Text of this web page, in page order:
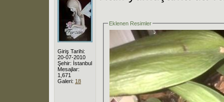
Giriş Tarihi:
20-07-2010
Şehir: İstanbul
Mesajlar:
1,671
Galeri: 18
Eklenen Resimler